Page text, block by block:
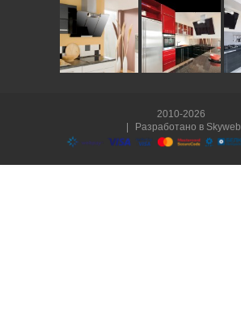
2010-2026
|
Разработано в Skyweb